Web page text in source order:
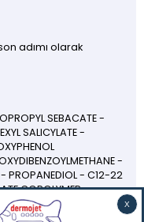
adımı olarak
SEBACATE -
SALICYLATE -
-
- PROPANEDIOL - C12-22
COPOLYMER -
- PERLITE -
-